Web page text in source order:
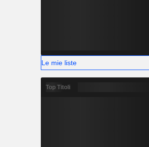
Le mie liste
Top Titoli